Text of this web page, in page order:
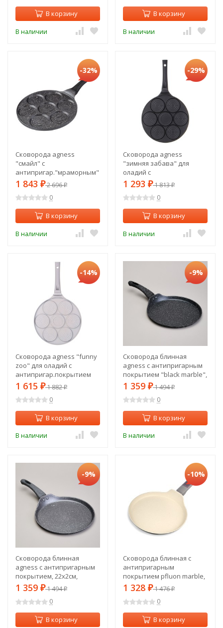
В корзину
В наличии
В корзину
В наличии
-32%
Сковорода agness
"смайл" с
антипригар."мраморным"
покрытием, диа. 26.5 см.
Agness (932-003)
1 843 ₽2 696₽
0
В корзину
В наличии
-29%
Сковорода agness
"зимняя забава" для
оладий с
антипригар.покрытием
диаметр=26.5 см. Agness
(932-025)
1 293 ₽1 813₽
0
В корзину
В наличии
-14%
Сковорода agness "funny
zoo" для оладий с
антипригар.покрытием
диаметр=26.5 см. Agness
(932-024)
1 615 ₽1 882₽
0
В корзину
В наличии
-9%
Сковорода блинная
agness с антипригарным
покрытием "black marble",
22х2см, индукционное дно
Agness (932-522)
1 359 ₽1 494₽
0
В корзину
В наличии
-9%
Сковорода блинная
agness с антипригарным
покрытием, 22х2см,
индукционное дно Agness
1 359 ₽1 494₽
0
В корзину
-10%
Сковорода блинная с
антипригарным
покрытием pfluon marble,
22*4,3 см Agness (902-106)
1 328 ₽1 476₽
0
В корзину